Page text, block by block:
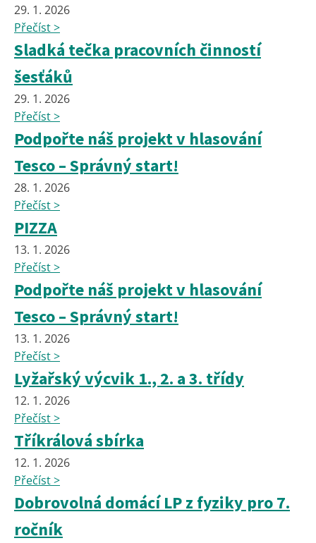
29. 1. 2026
Přečíst >
Sladká tečka pracovních činností
šesťáků
29. 1. 2026
Přečíst >
Podpořte náš projekt v hlasování
Tesco – Správný start!
28. 1. 2026
Přečíst >
PIZZA
13. 1. 2026
Přečíst >
Podpořte náš projekt v hlasování
Tesco – Správný start!
13. 1. 2026
Přečíst >
Lyžařský výcvik 1., 2. a 3. třídy
12. 1. 2026
Přečíst >
Tříkrálová sbírka
12. 1. 2026
Přečíst >
Dobrovolná domácí LP z fyziky pro 7.
ročník